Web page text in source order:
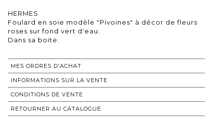
HERMES
Foulard en soie modèle "Pivoines" à décor de fleurs
roses sur fond vert d'eau.
Dans sa boite.
MES ORDRES D'ACHAT
INFORMATIONS SUR LA VENTE
CONDITIONS DE VENTE
RETOURNER AU CATALOGUE